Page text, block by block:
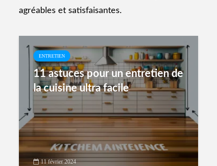
agréables et satisfaisantes.
ENTRETIEN
11 astuces pour un entretien de
la cuisine ultra facile
11 février 2024